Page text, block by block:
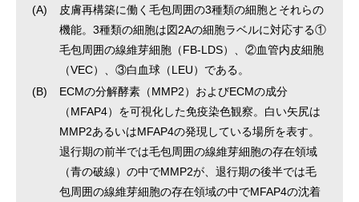
(A)
皮膚再構築に働く毛包周囲の3種類の細胞とそれらの
機能。3種類の細胞は図2Aの細胞ラベルに対応する①
毛包周囲の線維芽細胞（FB-LDS）、②血管内皮細胞
（VEC）、③白血球（LEU）である。
(B)
ECMの分解酵素（MMP2）およびECMの成分
（MFAP4）を可視化した免疫染色観察。白い矢尻は
MMP2あるいはMFAP4の発現している場所を表す。
退行期の前半では毛包周囲の線維芽細胞の存在領域
（青の破線）の中でMMP2が、退行期の後半では毛
包周囲の線維芽細胞の存在領域の中でMFAP4の沈着